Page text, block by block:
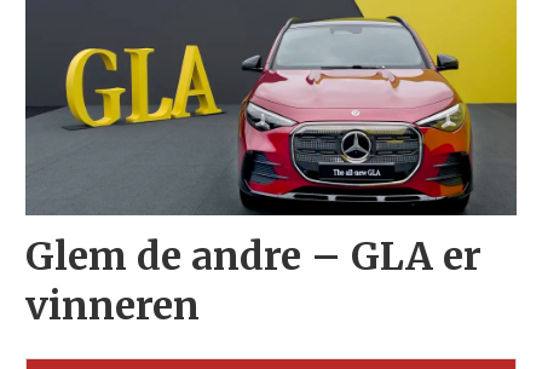
Glem de andre – GLA er
vinneren